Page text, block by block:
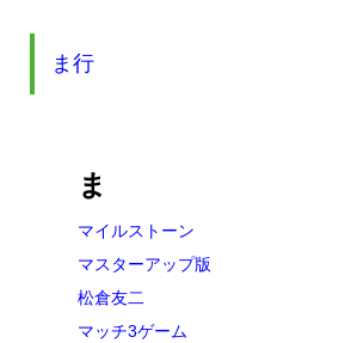
ま行
ま
マイルストーン
マスターアップ版
松倉友二
マッチ3ゲーム